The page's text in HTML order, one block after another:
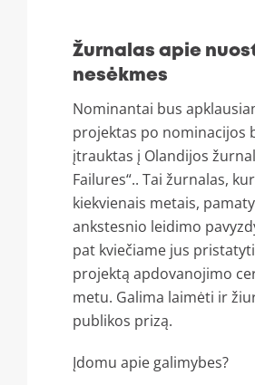
Žurnalas apie
nesėkmes
Nominantai bus
projektas po nominacijos
įtrauktas į Olandijos
Failures“.. Tai žurnalas,
kiekvienais metais,
ankstesnio leidimo
pat kviečiame jus
projektą apdovanojimo
metu. Galima laimėti ir
publikos prizą.
Įdomu apie galimybes?